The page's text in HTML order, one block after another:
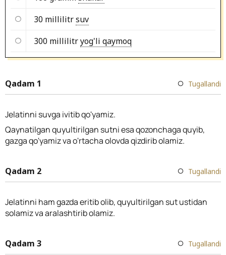
30 millilitrsuv
300 millilitryog'li qaymoq
Qadam 1 Tugallandi
Jelatinni suvga ivitib qo'yamiz.
Qaynatilgan quyultirilgan sutni esa qozonchaga quyib,
gazga qo'yamiz va o'rtacha olovda qizdirib olamiz.
Qadam 2 Tugallandi
Jelatinni ham gazda eritib olib, quyultirilgan sut ustidan
solamiz va aralashtirib olamiz.
Qadam 3 Tugallandi